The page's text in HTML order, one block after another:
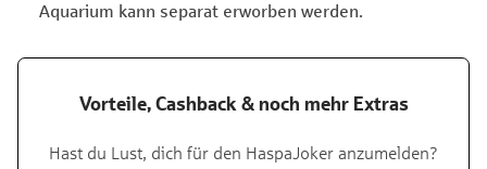
Aquarium kann separat erworben werden.
Vorteile, Cashback & noch mehr Extras
Hast du Lust, dich für den HaspaJoker anzumelden?